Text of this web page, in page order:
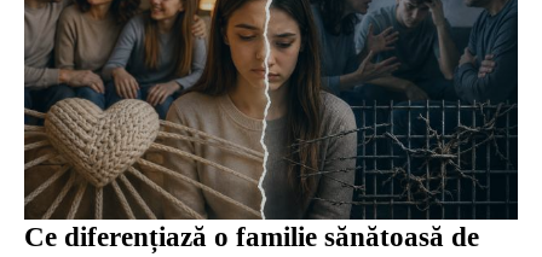
Ce diferențiază o familie sănătoasă de